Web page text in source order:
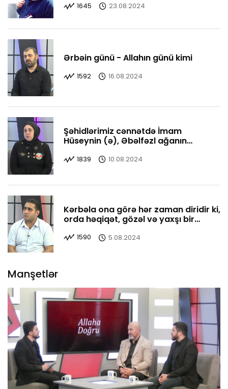
1645 23.08.2024
Ərbəin günü - Allahın günü kimi
1592 16.08.2024
Şəhidlərimiz cənnətdə İmam
Hüseynin (ə), Əbəlfəzl ağanın
1839 10.08.2024
Kərbəla ona görə hər zaman diridir ki,
orda həqiqət, gözəl və yaxşı bir
1590 5.08.2024
Manşetlər